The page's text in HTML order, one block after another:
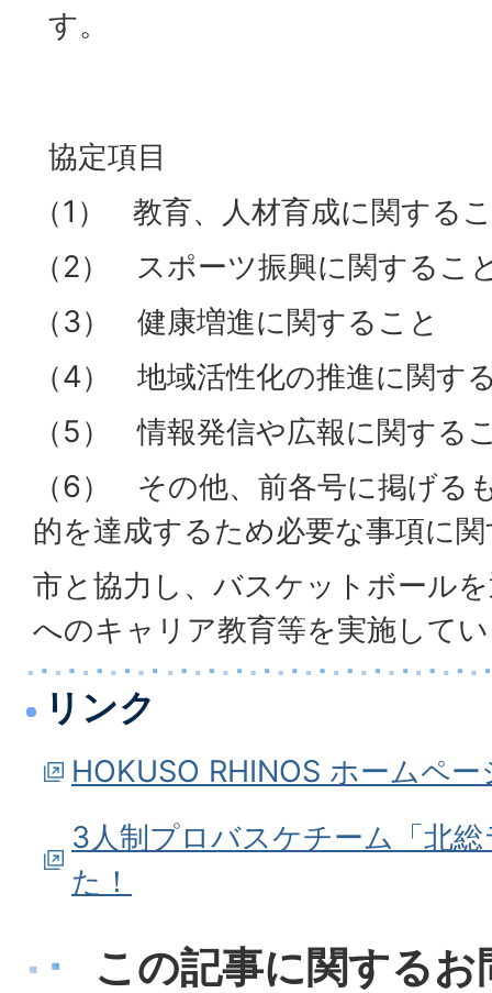
す。
協定項目
（1） 教育、人材育成に関する
（2） スポーツ振興に関するこ
（3） 健康増進に関すること
（4） 地域活性化の推進に関す
（5） 情報発信や広報に関する
（6） その他、前各号に掲げる
的を達成するため必要な事項に
市と協力し、バスケットボール
へのキャリア教育等を実施して
リンク
HOKUSO RHINOS ホームペー
3人制プロバスケチーム「北
た！
この記事に関する